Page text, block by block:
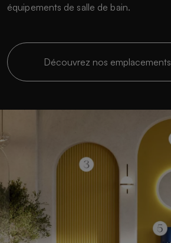
équipements de salle de bain.
Découvrez nos emplacements